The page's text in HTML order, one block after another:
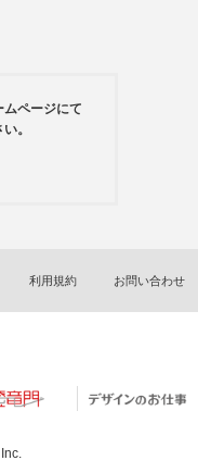
ムページにて
。
利用規約 お問い合わせ